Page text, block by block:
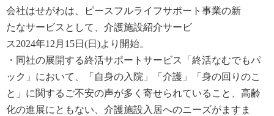
会社はせがわは 、ピースフルライフサポート事業の新
たなサービス として、介護施設紹介サービ
ス2024年12 月 15日 (日 )より 開始。
・同社の展開する終活サポートサービス「終活なむでもパ
ック」において、
「自身の入院」「介護」「身の回りのこ
と」に関する ご不安の声が多く 寄せられていること
、高齢
化の進展にともない、介護施設入居へのニーズがますま